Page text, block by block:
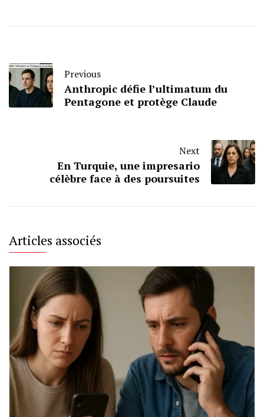
Previous
Anthropic défie l’ultimatum du
Pentagone et protège Claude
Next
En Turquie, une impresario
célèbre face à des poursuites
Articles associés